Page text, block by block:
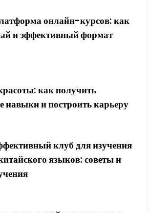
онлайн-курсов: как
и эффективный формат
как получить
навыки и построить карьеру
клуб для изучения
языков: советы и